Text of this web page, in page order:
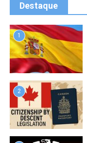
Destaque
1
2